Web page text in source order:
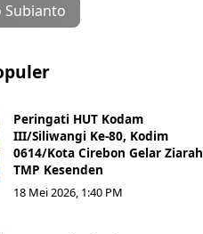
Subianto
Peringati HUT Kodam
III/Siliwangi Ke-80, Kodim
0614/Kota Cirebon Gelar Ziarah
TMP Kesenden
18 Mei 2026, 1:40 PM